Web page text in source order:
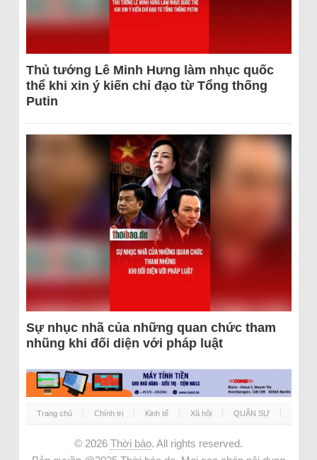
Thủ tướng Lê Minh Hưng làm nhục quốc
thể khi xin ý kiến chỉ đạo từ Tổng thống
Putin
Sự nhục nhã của những quan chức tham
nhũng khi đối diện với pháp luật
Trang chủ Chính trị Kinh tế Xã hội QUÂN SỰ
© 2026 Thời báo. All rights reserved.